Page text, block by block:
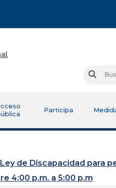
Participa
de Discapacidad para
4:00 p.m. a 5:00 p.m